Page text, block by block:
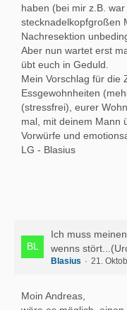
haben (bei mir z.B.
stecknadelkopfgroßen
Nachresektion
Aber nun wartet erst
übt euch in Geduld.
Mein Vorschlag für die
Essgewohnheiten
(stressfrei), eurer
mal, mit deinem Mann
Vorwürfe und
LG - Blasius
Ich muss
wenns
Blasius 21.
Moin Andreas,